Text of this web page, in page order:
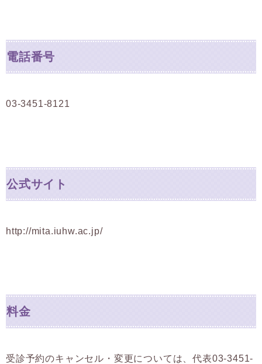
電話番号
03-3451-8121
公式サイト
http://mita.iuhw.ac.jp/
料金
受診予約のキャンセル・変更については、代表03-3451-